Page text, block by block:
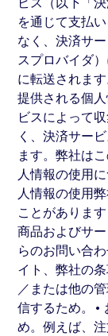
を通じて支払
なく、決済サ
スプロバイダ
に転送されま
提供される個
ビスによって
く、決済サー
ます。弊社は
人情報の使用
人情報の使用
ことがありま
商品およびサ
らのお問い合
イト、弊社の
／または他の
信するため。•
め。例えば、